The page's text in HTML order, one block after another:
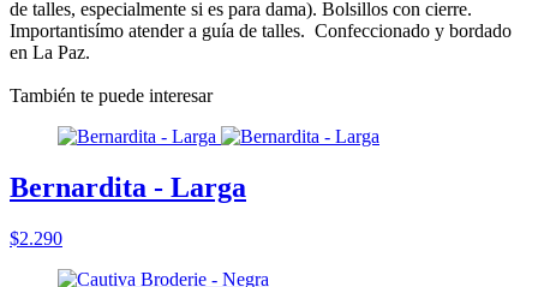
de talles, especialmente si es para dama). Bolsillos con cierre.
Importantisímo atender a guía de talles. Confeccionado y bordado
en La Paz.
También te puede interesar
Bernardita - Larga
$2.290